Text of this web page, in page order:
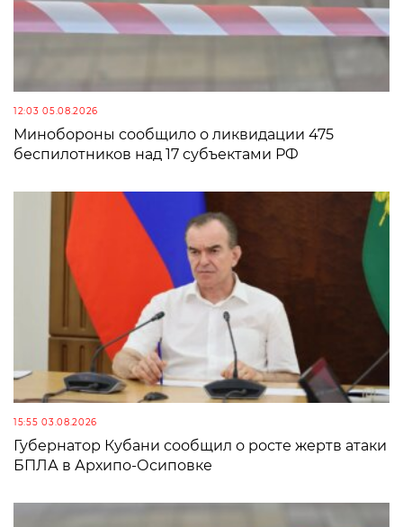
12:03 05.08.2026
Минобороны сообщило о ликвидации 475
беспилотников над 17 субъектами РФ
15:55 03.08.2026
Губернатор Кубани сообщил о росте жертв атаки
БПЛА в Архипо-Осиповке